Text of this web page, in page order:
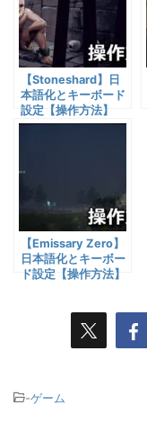
【Stoneshard】日
本語化とキーボード
設定【操作方法】
【Emissary Zero】
日本語化とキーボー
ド設定【操作方法】
-ゲーム